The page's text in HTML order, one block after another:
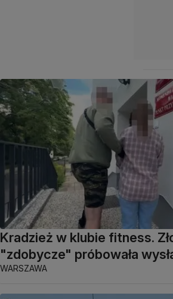
Kradzież w klubie fitness.
"zdobycze" próbowała
WARSZAWA